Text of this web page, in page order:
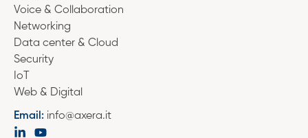
Voice & Collaboration
Networking
Data center & Cloud
Security
IoT
Web & Digital
Email: info@axera.it